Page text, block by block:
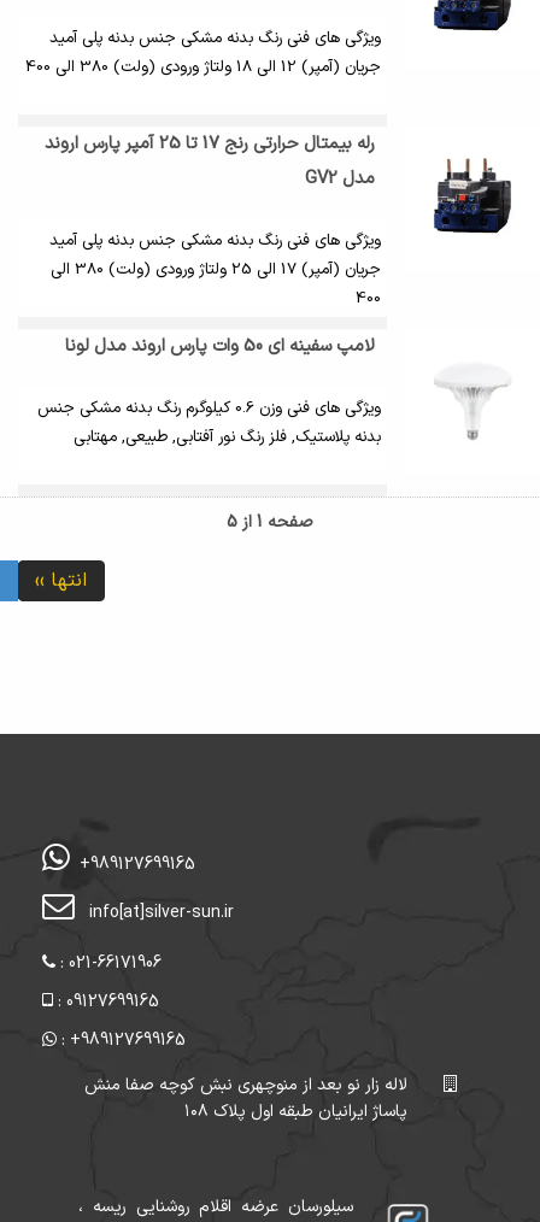
ویژگی های فنی رنگ بدنه مشکی جنس بدنه پلی آمید
جریان (آمپر) 12 الی 18 ولتاژ ورودی (ولت) 380 الی 400
رله بیمتال حرارتی رنج 17 تا 25 آمپر پارس اروند
مدل GV2
ویژگی های فنی رنگ بدنه مشکی جنس بدنه پلی آمید
جریان (آمپر) 17 الی 25 ولتاژ ورودی (ولت) 380 الی
400
لامپ سفینه ای 50 وات پارس اروند مدل لونا
ویژگی های فنی وزن 0.6 کیلوگرم رنگ بدنه مشکی جنس
بدنه پلاستیک, فلز رنگ نور آفتابی, طبیعی, مهتابی
صفحه 1 از 5
انتها ››
+989127699165
info[at]silver-sun.ir
: 021-66171906
: 09127699165
: +989127699165
لاله زار نو بعد از منوچهری نبش کوچه صفا منش
پاساژ ایرانیان طبقه اول پلاک ۱۰۸
سیلورسان عرضه اقلام روشنایی ریسه ،